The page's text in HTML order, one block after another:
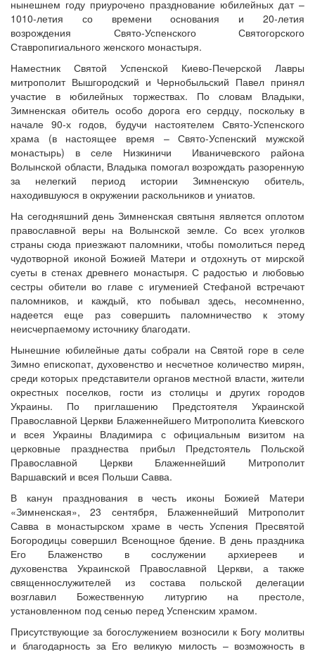
Онлайн трансляции
Веб-камеры
12 сентября 2015
Название трансляции
12 сентября 2015Название трансляции
12 сентября 2015Название трансляции
12 сентября 2015 Название трансляции
12 сентября 2015
Название трансляции
12 сентября 2015Название трансляции
12 сентября 2015Название трансляции
12 сентября 2015Название трансляции
Перейти к архиву
нынешнем году приурочено празднование юбилейных дат –
1010-летия со времени основания и 20-летия
возрождения Свято-Успенского Святогорского
Ставропигиального женского монастыря.
Наместник Святой Успенской Киево-Печерской Лавры
митрополит Вышгородский и Чернобыльский Павел принял
участие в юбилейных торжествах. По словам Владыки,
Зимненская обитель особо дорога его сердцу, поскольку в
начале 90-х годов, будучи настоятелем Свято-Успенского
храма (в настоящее время – Свято-Успенский мужской
монастырь) в селе Низкиничи Иваничевского района
Волынской области, Владыка помогал возрождать разоренную
за нелегкий период истории Зимненскую обитель,
находившуюся в окружении раскольников и униатов.
На сегодняшний день Зимненская святыня является оплотом
православной веры на Волынской земле. Со всех уголков
страны сюда приезжают паломники, чтобы помолиться перед
чудотворной иконой Божией Матери и отдохнуть от мирской
суеты в стенах древнего монастыря. С радостью и любовью
сестры обители во главе с игуменией Стефаной встречают
паломников, и каждый, кто побывал здесь, несомненно,
надеется еще раз совершить паломничество к этому
неисчерпаемому источнику благодати.
Нынешние юбилейные даты собрали на Святой горе в селе
Зимно епископат, духовенство и несчетное количество мирян,
среди которых представители органов местной власти, жители
окрестных поселков, гости из столицы и других городов
Украины. По приглашению Предстоятеля Украинской
Православной Церкви Блаженнейшего Митрополита Киевского
и всея Украины Владимира с официальным визитом на
церковные празднества прибыл Предстоятель Польской
Православной Церкви Блаженнейший Митрополит
Варшавский и всея Польши Савва.
В канун празднования в честь иконы Божией Матери
«Зимненская», 23 сентября, Блаженнейший Митрополит
Савва в монастырском храме в честь Успения Пресвятой
Богородицы совершил Всенощное бдение. В день праздника
Его Блаженство в сослужении архиереев и
духовенства Украинской Православной Церкви, а также
священнослужителей из состава польской делегации
возглавил Божественную литургию на престоле,
установленном под сенью перед Успенским храмом.
Присутствующие за богослужением возносили к Богу молитвы
и благодарность за Его великую милость – возможность в